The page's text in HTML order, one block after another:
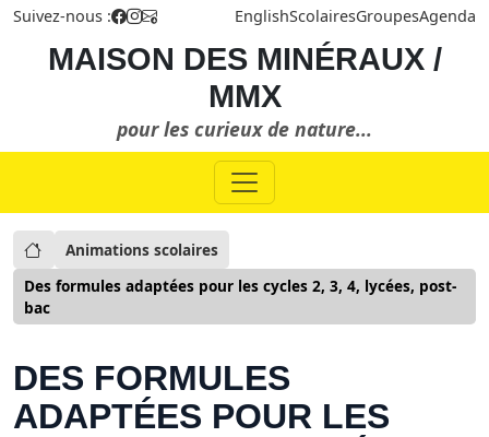
Suivez-nous : EnglishScolairesGroupesAgenda
MAISON DES MINÉRAUX /
MMX
pour les curieux de nature...
Animations scolaires
Des formules adaptées pour les cycles 2, 3, 4, lycées, post-
bac
DES FORMULES
ADAPTÉES POUR LES